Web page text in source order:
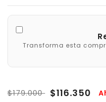
Transforma esta
$179.000 $116.350